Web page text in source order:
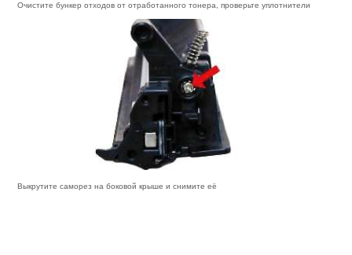
Очистите бункер отходов от отработанного тонера, проверьте уплотнители
Выкрутите саморез на боковой крыше и снимите её